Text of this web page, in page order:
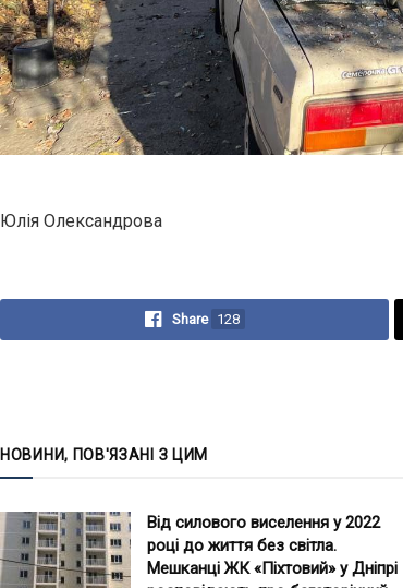
Юлія Олександрова
Share 128
НОВИНИ, ПОВ'ЯЗАНІ З ЦИМ
Від силового виселення у 2022
році до життя без світла.
Мешканці ЖК «Піхтовий» у Дніпрі